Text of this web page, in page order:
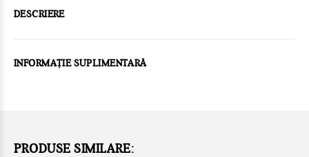
DESCRIERE
INFORMAȚIE SUPLIMENTARĂ
PRODUSE SIMILARE: